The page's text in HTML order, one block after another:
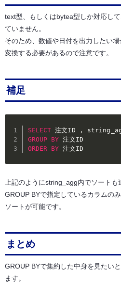
text型、もしくはbytea型しか対応し
ていません。
そのため、数値や日付を出力したい
変換する必要があるので注意です。
補足
SELECT 注文ID ,
GROUP BY
ORDER
BY 注文ID
上記のようにstring_agg内でソートも
GROUP BYで指定しているカラムの
ソートが可能です。
まとめ
GROUP BYで集約した中身を見たい
ます。